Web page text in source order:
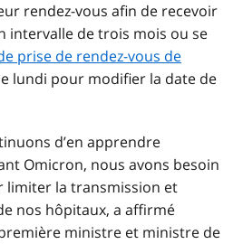
rendez-vous afin de recevoir
intervalle de trois mois ou se
prise de rendez-vous de
lundi pour modifier la date de
d’en apprendre
Omicron, nous avons besoin
limiter la transmission et
nos hôpitaux, a affirmé
ministre et ministre de